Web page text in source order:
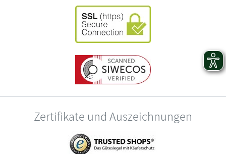
Zertifikate und Auszeichnungen